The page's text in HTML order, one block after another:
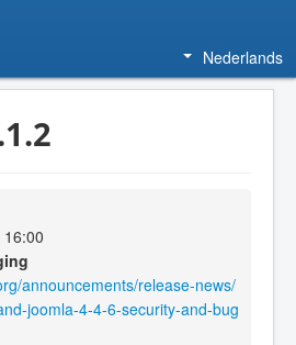
Nederlands
announcements/release-news/
joomla-4-4-6-security-and-bug